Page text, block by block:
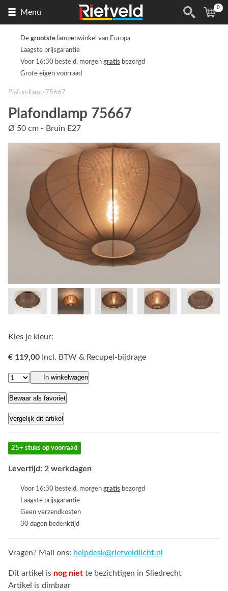
Menu
de
(
0
De grootste lampenwinkel van Europa
Laagste prijsgarantie
Voor 16:30 besteld, morgen gratis bezorgd
Grote eigen voorraad
Plafondlamp 75667
Plafondlamp 75667
Ø 50 cm - Bruin E27
Kies je kleur:
€ 119,00 Incl. BTW & Recupel-bijdrage
In winkelwagen
Bewaar als favoriet
Vergelijk dit artikel
25+ stuks op voorraad
Levertijd: 2 werkdagen
Voor 16:30 besteld, morgen gratis bezorgd
Laagste prijsgarantie
Geen verzendkosten
30 dagen bedenktijd
Vragen? Mail ons: helpdesk@rietveldlicht.nl
Dit artikel is nog niet te bezichtigen in Sliedrecht
Artikel is dimbaar